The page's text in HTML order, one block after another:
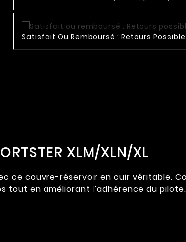
Satisfait Ou Remboursé : Retours
XLM/XLN/XL
ce couvre-réservoir en cuir véritable.
en améliorant l’adhérence du pilote.